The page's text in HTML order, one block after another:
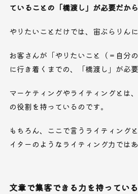
ていることの「橋渡し」が必要だから
やりたいことだけでは、宙ぶらりん
お客さんが「やりたいこと（＝自分
に行き着くまでの、「橋渡し」が必要
マーケティングやライティングとは
の役割を持っているのです。
もちろん、ここで言うライティング
イターのようなライティング力ではあ
文章で集客できる力を持っている